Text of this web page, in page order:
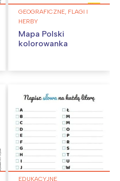
GEOGRAFICZNE, FLAGI I
HERBY
Mapa Polski
kolorowanka
EDUKACYJNE